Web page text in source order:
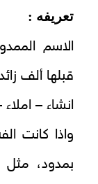
تعريفه :
الاسم
قبلها ألف
انشاء –
واذا كانت
بمدود، مثل